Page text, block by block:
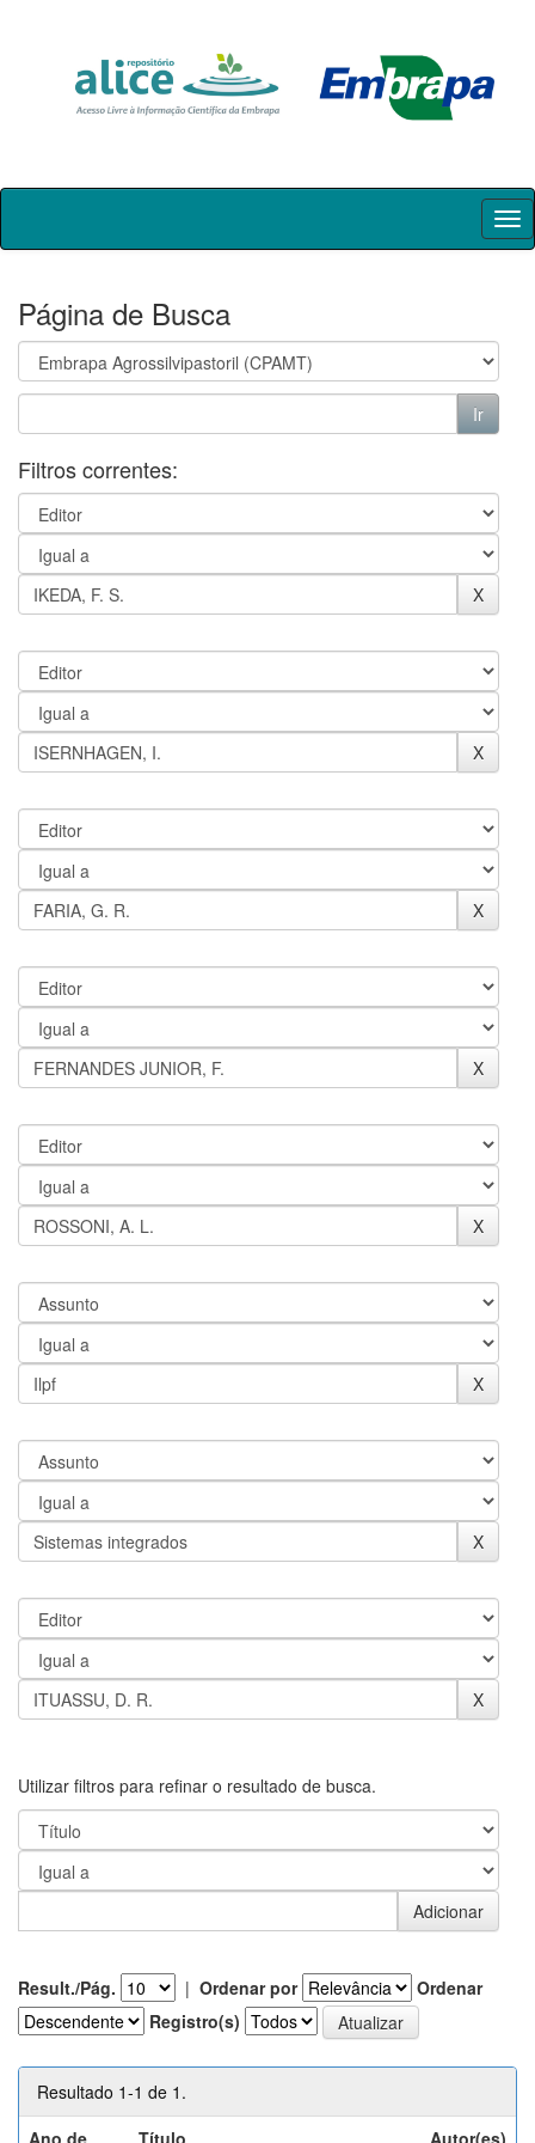
Skip
Página de Busca
Filtros correntes:
Utilizar filtros para refinar o resultado de busca.
Result./Pág. | Ordenar por
Ordenar
Registro(s)
Resultado 1-1 de 1.
Ano de
Título Autor(es)